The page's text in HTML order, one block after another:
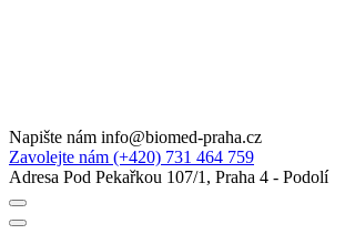
Napište nám info@biomed-praha.cz
Zavolejte nám (+420) 731 464 759
Adresa Pod Pekařkou 107/1, Praha 4 - Podolí